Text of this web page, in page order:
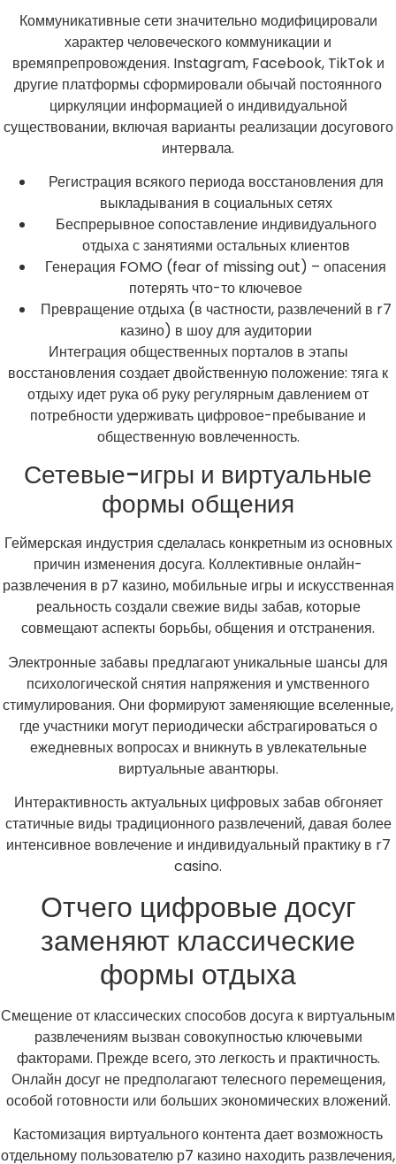
Коммуникативные сети значительно модифицировали
характер человеческого коммуникации и
времяпрепровождения. Instagram, Facebook, TikTok и
другие платформы сформировали обычай постоянного
циркуляции информацией о индивидуальной
существовании, включая варианты реализации досугового
интервала.
Регистрация всякого периода восстановления для
выкладывания в социальных сетях
Беспрерывное сопоставление индивидуального
отдыха с занятиями остальных клиентов
Генерация FOMO (fear of missing out) – опасения
потерять что-то ключевое
Превращение отдыха (в частности, развлечений в r7
казино) в шоу для аудитории
Интеграция общественных порталов в этапы
восстановления создает двойственную положение: тяга к
отдыху идет рука об руку регулярным давлением от
потребности удерживать цифровое-пребывание и
общественную вовлеченность.
Сетевые-игры и виртуальные
формы общения
Геймерская индустрия сделалась конкретным из основных
причин изменения досуга. Коллективные онлайн-
развлечения в р7 казино, мобильные игры и искусственная
реальность создали свежие виды забав, которые
совмещают аспекты борьбы, общения и отстранения.
Электронные забавы предлагают уникальные шансы для
психологической снятия напряжения и умственного
стимулирования. Они формируют заменяющие вселенные,
где участники могут периодически абстрагироваться о
ежедневных вопросах и вникнуть в увлекательные
виртуальные авантюры.
Интерактивность актуальных цифровых забав обгоняет
статичные виды традиционного развлечений, давая более
интенсивное вовлечение и индивидуальный практику в r7
casino.
Отчего цифровые досуг
заменяют классические
формы отдыха
Смещение от классических способов досуга к виртуальным
развлечениям вызван совокупностью ключевыми
факторами. Прежде всего, это легкость и практичность.
Онлайн досуг не предполагают телесного перемещения,
особой готовности или больших экономических вложений.
Кастомизация виртуального контента дает возможность
отдельному пользователю р7 казино находить развлечения,